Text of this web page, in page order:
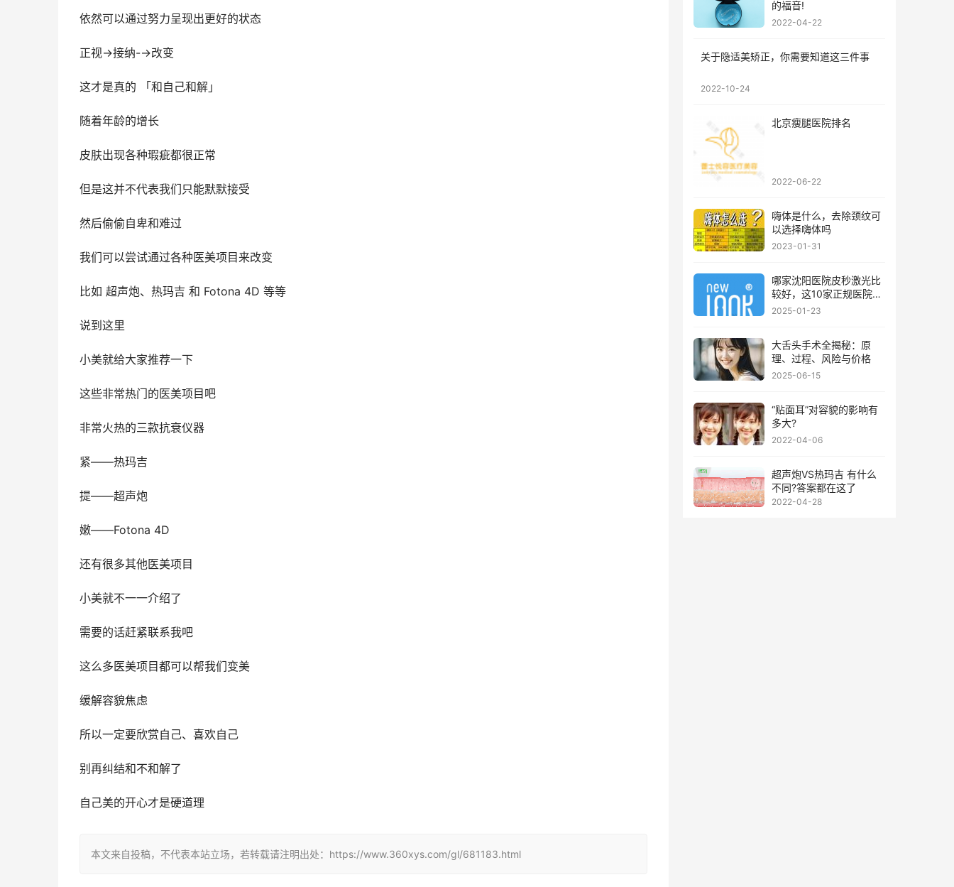
依然可以通过努力呈现出更好的状态
正视→接纳-→改变
这才是真的 「和自己和解」
随着年龄的增长
皮肤出现各种瑕疵都很正常
但是这并不代表我们只能默默接受
然后偷偷自卑和难过
我们可以尝试通过各种医美项目来改变
比如 超声炮、热玛吉 和 Fotona 4D 等等
说到这里
小美就给大家推荐一下
这些非常热门的医美项目吧
非常火热的三款抗衰仪器
紧——热玛吉
提——超声炮
嫩——Fotona 4D
还有很多其他医美项目
小美就不一一介绍了
需要的话赶紧联系我吧
这么多医美项目都可以帮我们变美
缓解容貌焦虑
所以一定要欣赏自己、喜欢自己
别再纠结和不和解了
自己美的开心才是硬道理
本文来自投稿，不代表本站立场，若转载请注明出处：https://www.360xys.com/gl/681183.html
的福音!
2022-04-22
关于隐适美矫正，你需要知道这三件事
2022-10-24
北京瘦腿医院排名
2022-06-22
嗨体是什么，去除颈纹可
以选择嗨体吗
2023-01-31
哪家沈阳医院皮秒激光比
较好，这10家正规医院值
得你看看
2025-01-23
大舌头手术全揭秘：原
理、过程、风险与价格
2025-06-15
“贴面耳”对容貌的影响有
多大?
2022-04-06
超声炮VS热玛吉 有什么
不同?答案都在这了
2022-04-28